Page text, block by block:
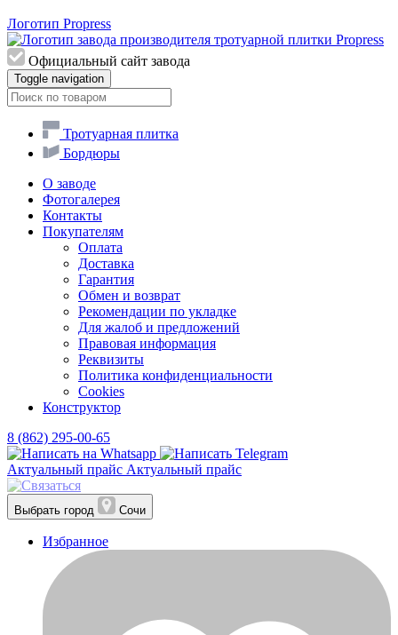
Логотип Propress
Официальный сайт завода
Toggle navigation
Тротуарная плитка
Бордюры
О заводе
Фотогалерея
Контакты
Покупателям
Оплата
Доставка
Гарантия
Обмен и возврат
Рекомендации по укладке
Для жалоб и предложений
Правовая информация
Реквизиты
Политика конфиденциальности
Cookies
Конструктор
8 (862) 295-00-65
Актуальный прайс Актуальный прайс
Выбрать город Сочи
Избранное